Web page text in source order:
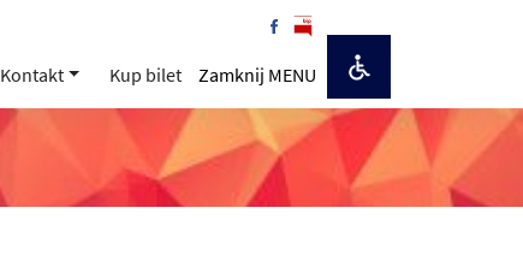
Kontakt Kup bilet Zamknij MENU